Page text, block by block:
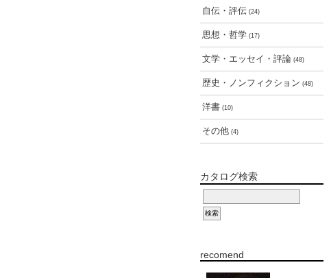
自伝・評伝 (24)
思想・哲学 (17)
文学・エッセイ・評論 (48)
歴史・ノンフィクション (48)
洋書 (10)
その他 (4)
カタログ検索
recomend